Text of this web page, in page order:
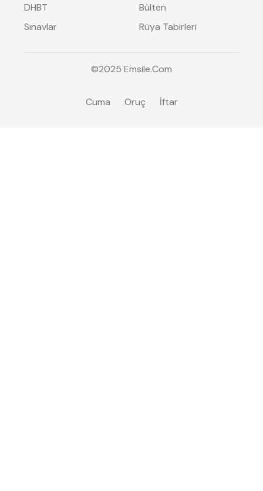
DHBT
Sınavlar
Bülten
Rüya Tabirleri
©2025 Emsile.Com
Cuma Oruç İftar